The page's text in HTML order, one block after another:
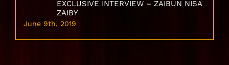
EXCLUSIVE INTERVIEW – ZAIBUN NISA
ZAIBY
June 9th, 2019